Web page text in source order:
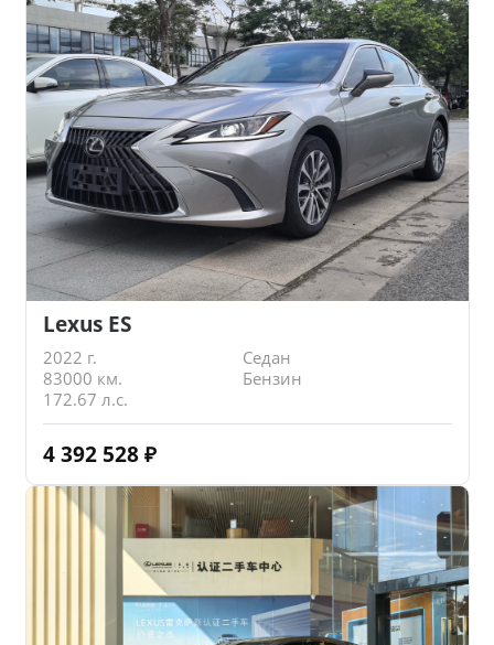
Lexus ES
2022 г.
Седан
83000 км.
Бензин
172.67 л.с.
4 392 528 ₽